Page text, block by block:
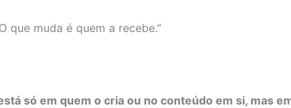
que muda é quem a recebe.”
só em quem o cria ou no conteúdo em si, mas